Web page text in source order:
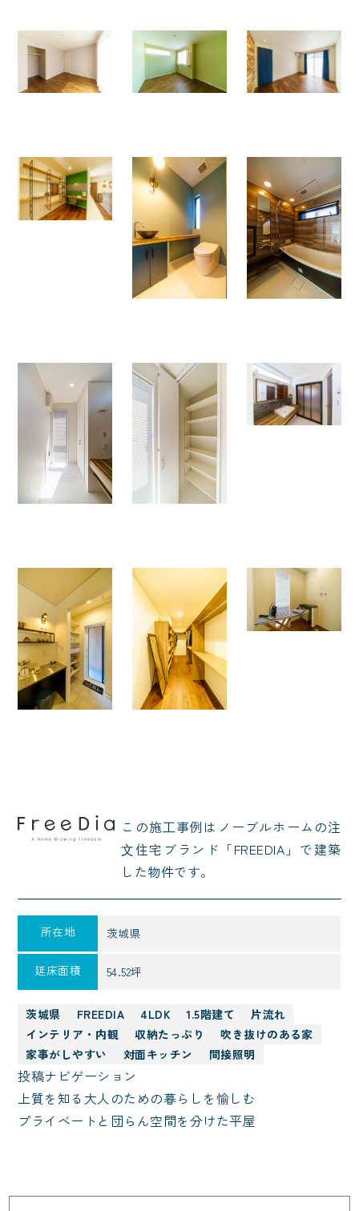
この施⼯事例はノーブルホームの注
⽂住宅ブランド「FREEDIA」で建築
した物件です。
所在地 茨城県
延床面積 54.52坪
茨城県 FREEDIA 4LDK 1.5階建て
片流れ
インテリア・内観
収納たっぷり
吹き抜けのある家
家事がしやすい
対面キッチン 間接照明
投稿ナビゲーション
上質を知る大人のための暮らしを愉しむ
プライベートと団らん空間を分けた平屋